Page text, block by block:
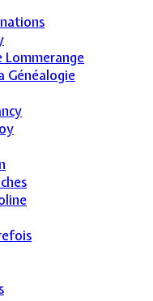
Lommerange
Généalogie